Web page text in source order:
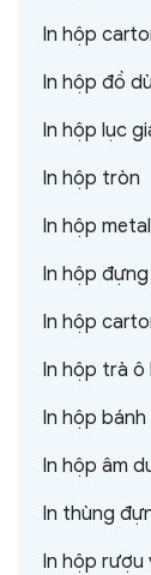
In hộp
In hộp đồ
In hộp lục
In hộp tròn
In hộp
In hộp đựng
In hộp
In hộp trà ô
In hộp
In hộp âm
In thùng
In hộp rượu